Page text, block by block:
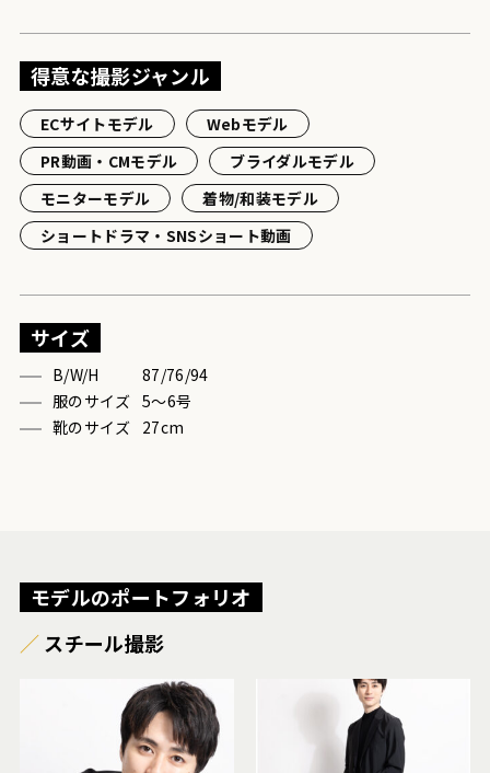
得意な撮影ジャンル
ECサイトモデル
Webモデル
PR動画・CMモデル
ブライダルモデル
モニターモデル
着物/和装モデル
ショートドラマ・SNSショート動画
サイズ
B/W/H
87/76/94
服のサイズ 5〜6号
靴のサイズ 27cm
モデルのポートフォリオ
スチール撮影